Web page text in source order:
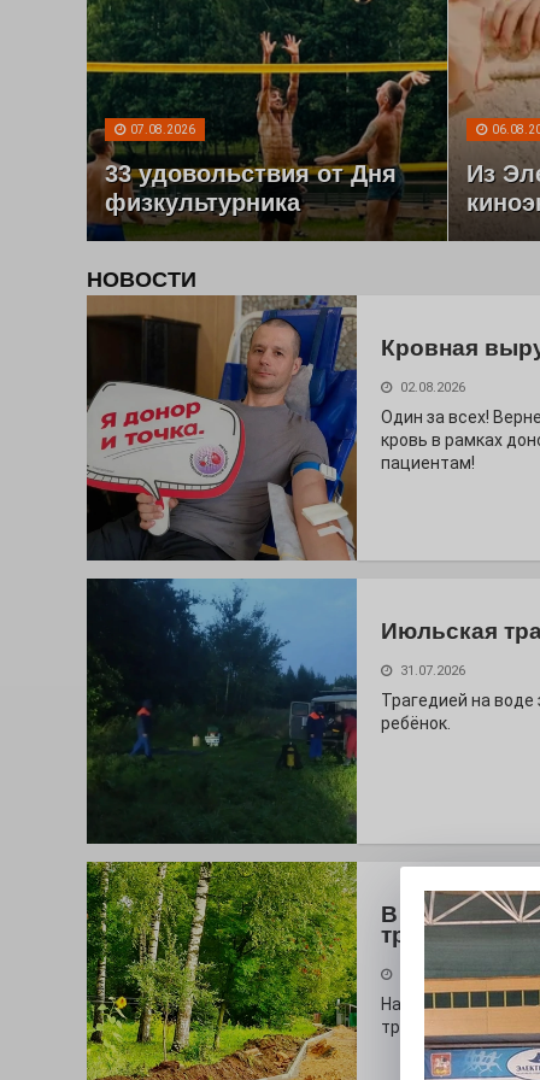
07.08.2026
33 удовольствия от Дня
физкультурника
Из
НОВОСТИ
Кровная
02.08.2026
Один за всех!
кровь в рамках
пациентам!
Июльская
31.07.2026
Трагедией на воде
ребёнок.
В моде цвет
тропинок
31.07.2026
На глазах у
тропа!